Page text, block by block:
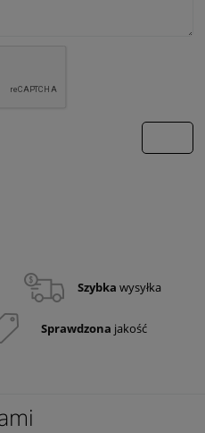
Szybka wysyłka
Sprawdzona jakość